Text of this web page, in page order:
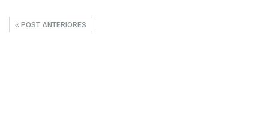
POST ANTERIORES